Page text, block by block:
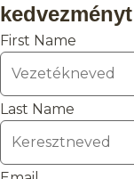
First Name
Last Name